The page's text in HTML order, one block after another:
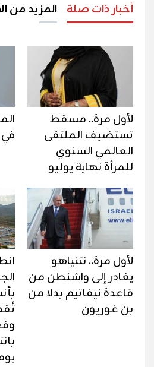
أخبار ذات صلة المزيد من
لأول مرة.. مسقط
تستضيف الملتقى
العالمي السنوي
للمرأة نهاية يوليو
في
لأول مرة.. نتنياهو
يغادر إلى واشنطن من
قاعدة نيفاتيم بدلا من
بن غوريون